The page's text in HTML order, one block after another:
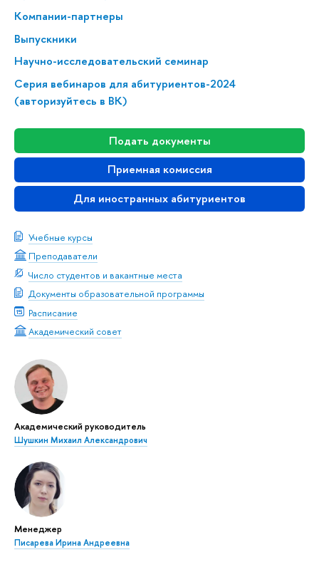
Компании-партнеры
Выпускники
Научно-исследовательский семинар
Серия вебинаров для абитуриентов-2024
(авторизуйтесь в ВК)
Подать документы
Приемная комиссия
Для иностранных абитуриентов
Учебные курсы
Преподаватели
Число студентов и вакантные места
Документы образовательной программы
Расписание
Академический совет
Академический руководитель
Шушкин Михаил Александрович
Менеджер
Писарева Ирина Андреевна